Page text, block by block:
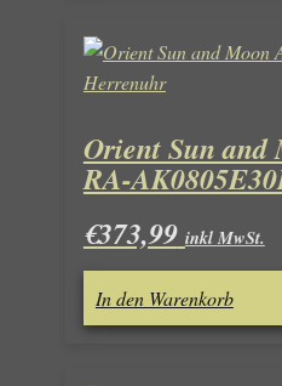
Orient Sun and
RA-
€373,99 inkl MwSt.
In den Warenkorb